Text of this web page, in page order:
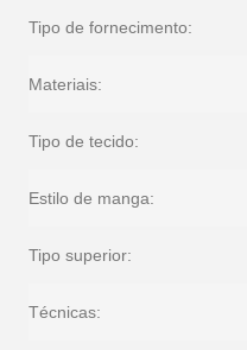
Tipo de fornecimento:
Materiais:
Tipo de tecido:
Estilo de manga:
Tipo superior:
Técnicas: